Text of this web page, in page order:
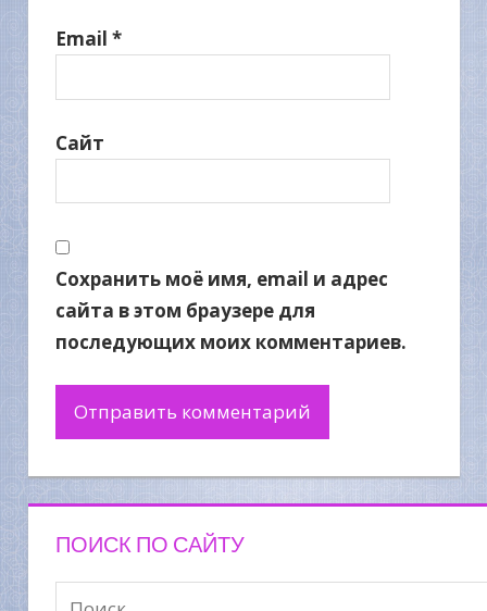
Email *
Сайт
Сохранить моё имя, email и адрес
сайта в этом браузере для
последующих моих комментариев.
ПОИСК ПО САЙТУ